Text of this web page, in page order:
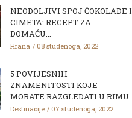
NEODOLJIVI SPOJ ČOKOLADE I
CIMETA: RECEPT ZA
DOMAĆU...
Hrana 08 studenoga, 2022
5 POVIJESNIH
ZNAMENITOSTI KOJE
MORATE RAZGLEDATI U RIMU
Destinacije 07 studenoga, 2022